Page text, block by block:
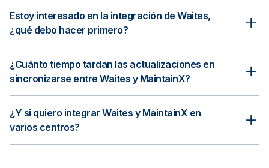
Estoy interesado en la integración de Waites,
¿qué debo hacer primero?
por Waites, quien se encargará de la configuración y
validación junto con tu equipo de TI y de operaciones.
para comenzar.
Si eres nuevo en MaintainX, agenda una demostración
experto.
¿Cuánto tiempo tardan las actualizaciones en
sincronizarse entre Waites y MaintainX?
de las actualizaciones aparecen en un minuto
aproximadamente.
¿Y si quiero integrar Waites y MaintainX en
varios centros?